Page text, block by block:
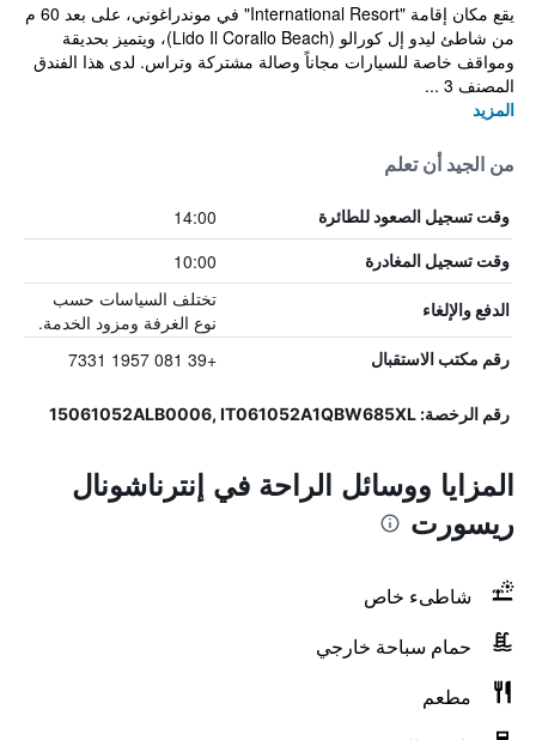
يقع مكان إقامة "International Resort" في موندراغوني، على بعد 60 م
من شاطئ ليدو إل كورالو (Lido Il Corallo Beach)، ويتميز بحديقة
ومواقف خاصة للسيارات مجاناً وصالة مشتركة وتراس. لدى هذا الفندق
المصنف 3 ...
المزيد
من الجيد أن تعلم
وقت تسجيل الصعود للطائرة 14:00
وقت تسجيل المغادرة 10:00
الدفع والإلغاء
تختلف السياسات حسب
نوع الغرفة ومزود الخدمة.
رقم مكتب الاستقبال +39 081 1957 7331
رقم الرخصة: 15061052ALB0006, IT061052A1QBW685XL
المزايا ووسائل الراحة في إنترناشونال
ريسورت
شاطىء خاص
حمام سباحة خارجي
مطعم